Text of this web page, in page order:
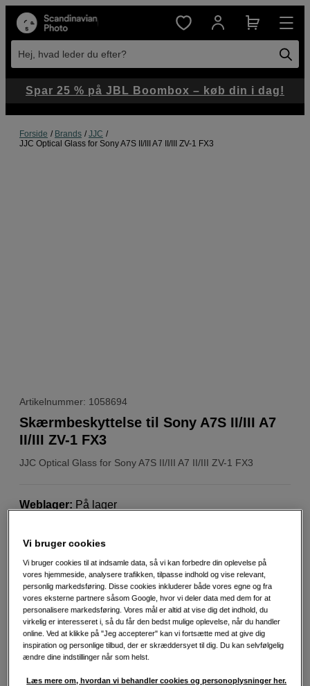
Hej, hvad leder du efter?
Forside Brands
JJC
JJC Optical Glass for Sony A7S II/III A7 II/III ZV-1 FX3
Artikelnummer: 1058694
JJC Optical Glass for Sony A7S II/III A7 II/III ZV-1 FX3
Skærmbeskyttelse til Sony A7S II/III A7
II/III ZV-1 FX3
Weblager: På lager
Skærmbeskyttelse til Sony A7S II/III A7 II/III ZV-1 FX3
Mere information
78 DKK
Spar 25 % på JBL Boombox – køb din i dag!
Vi bruger cookies
Vi bruger cookies til at indsamle data, så vi kan forbedre din oplevelse på
vores hjemmeside, analysere trafikken, tilpasse indhold og vise relevant,
personlig markedsføring. Disse cookies inkluderer både vores egne og fra
vores eksterne partnere såsom Google, hvor vi deler data med dem for at
personalisere markedsføring. Vores mål er altid at vise dig det indhold, du
virkelig er interesseret i, så du får den bedst mulige oplevelse, når du handler
online. Ved at klikke på "Jeg accepterer" kan vi fortsætte med at give dig
inspiration og personlige tilbud, der er skræddersyet til dig. Du kan selvfølgelig
ændre dine indstillinger når som helst.
Læs mere om, hvordan vi behandler cookies og personoplysninger her.